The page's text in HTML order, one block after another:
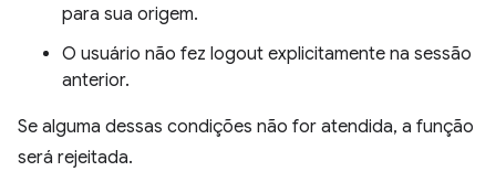
para sua origem.
O usuário não fez logout explicitamente na sessão
anterior.
Se alguma dessas condições não for atendida, a função
será rejeitada.